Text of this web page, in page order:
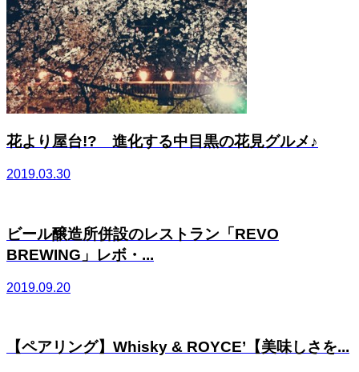
花より屋台!? 進化する中目黒の花見グルメ♪
2019.03.30
ビール醸造所併設のレストラン「REVO
BREWING」レボ・...
2019.09.20
【ペアリング】Whisky & ROYCE’【美味しさを...